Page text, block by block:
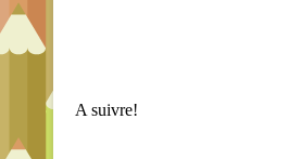
A suivre!